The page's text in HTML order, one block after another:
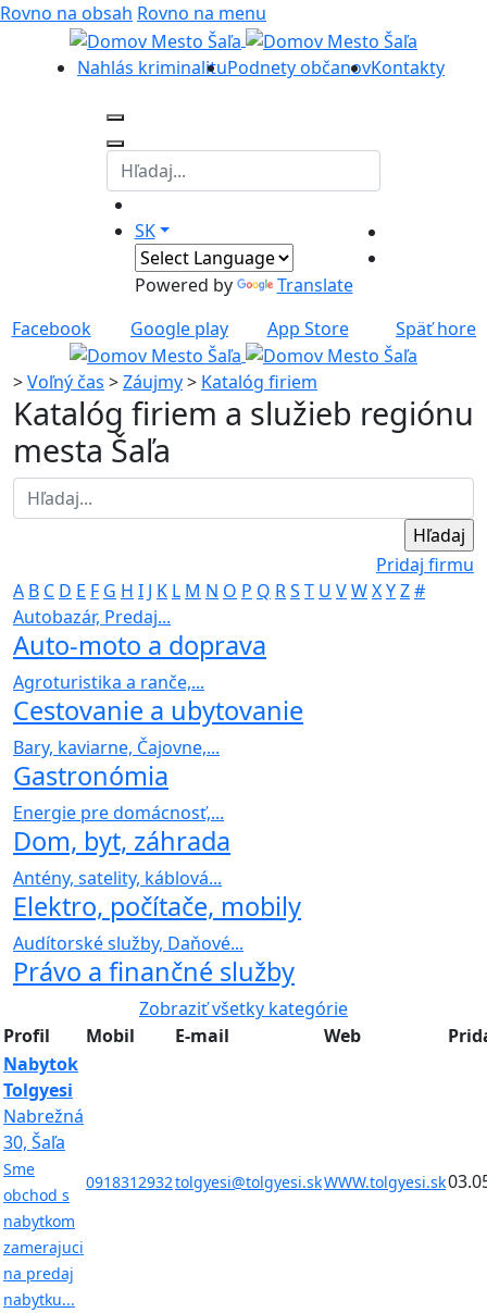
Rovno na obsah Rovno na menu
Nahlás kriminalituPodnety občanovKontakty
SK
Powered by
Translate
Facebook
Google play App Store Späť hore
>Voľný čas >Záujmy> Katalóg firiem
Katalóg firiem a služieb regiónu
mesta Šaľa
Pridaj firmu
A B C D E F G H I J K L M N O P Q RS T U VWXYZ#
Autobazár, Predaj...
Auto-moto a doprava
Agroturistika a ranče,...
Cestovanie a ubytovanie
Bary, kaviarne, Čajovne,...
Gastronómia
Energie pre domácnosť,...
Dom, byt, záhrada
Antény, satelity, káblová...
Elektro, počítače, mobily
Audítorské služby, Daňové...
Právo a finančné služby
Zobraziť všetky kategórie
Profil
Mobil E-mail Web
Nabytok
Tolgyesi
Nabrežná
30, Šaľa
Sme
obchod s
nabytkom
zamerajuci
na predaj
nabytku...
0918312932tolgyesi@tolgyesi.skWWW.tolgyesi.sk